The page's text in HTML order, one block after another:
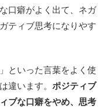
口癖がよく出て、ネガ
ティブ思考になりやす
といった言葉をよく使
違います。 ポジティブ
ブな口癖をやめ、思考